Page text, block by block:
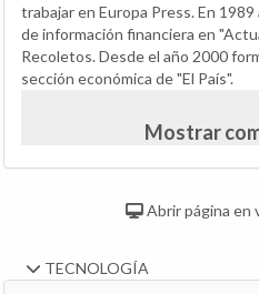
trabajar en Europa Press. En
de información financiera en
Recoletos. Desde el año 2000
sección económica de "El País".
Mostrar
Abrir página en
TECNOLOGÍA